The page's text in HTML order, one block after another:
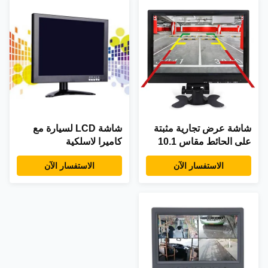
شاشة عرض تجارية مثبتة
على الحائط مقاس 10.1
بوصة بتقنية IPS
الاستفسار الآن
شاشة LCD لسيارة مع
كاميرا لاسلكية
الاستفسار الآن